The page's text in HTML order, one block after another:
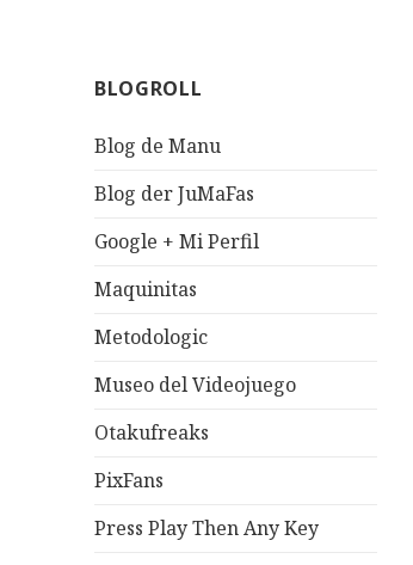
BLOGROLL
Blog de Manu
Blog der JuMaFas
Google + Mi Perfil
Maquinitas
Metodologic
Museo del Videojuego
Otakufreaks
PixFans
Press Play Then Any Key